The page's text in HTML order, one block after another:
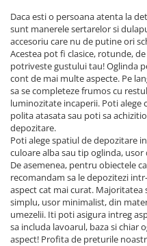
Daca esti o persoana atenta la
sunt manerele sertarelor si
accesoriu care nu de putine ori
Acestea pot fi clasice, rotunde,
potriveste gustului tau! Oglinda
cont de mai multe aspecte. Pe
sa se completeze frumos cu
luminozitate incaperii. Poti alege
polita atasata sau poti sa
depozitare.
Poti alege spatiul de depozitare
culoare alba sau tip oglinda,
De asemenea, pentru obiectele
recomandam sa le depozitezi
aspect cat mai curat. Majoritatea
simplu, usor minimalist, din
umezelii. Iti poti asigura intreg
sa includa lavoarul, baza si chiar
aspect! Profita de preturile